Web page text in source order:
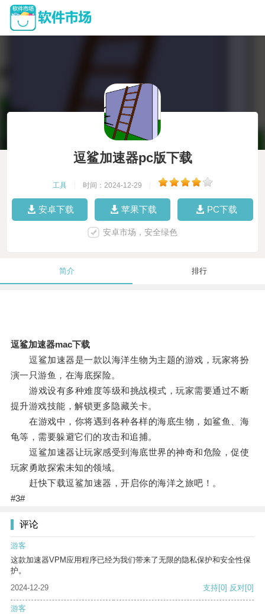
逗鲨加速器pc版下载
工具 时间：2024-12-29
安卓下载 苹果下载 PC下载
安卓市场，安全绿色
简介 排行
逗鲨加速器mac下载
逗鲨加速器是一款以海洋生物为主题的游戏，玩家将扮
演一只游鱼，在海底探险。
游戏设有多种难度等级和挑战模式，玩家需要通过不断
提升游戏技能，解锁更多隐藏关卡。
在游戏中，你将遇到各种各样的海底生物，如鲨鱼、海
龟等，需要躲避它们的攻击和追捕。
逗鲨加速器让玩家感受到海底世界的神奇和危险，促使
玩家勇敢探索未知的领域。
赶快下载逗鲨加速器，开启你的海洋之旅吧！。
#3#
评论
游客
这款加速器VPM应用程序已经为我们带来了无限的隐私保护和安全性保
护。
2024-12-29
支持[0] 反对[0]
游客